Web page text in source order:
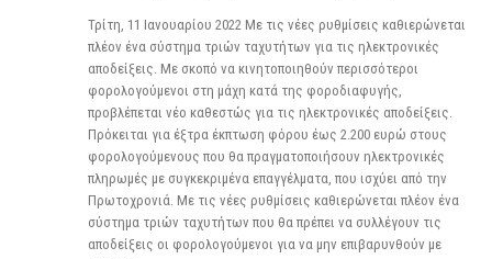
Τρίτη, 11 Ιανουαρίου 2022 Με τις νέες ρυθμίσεις καθιερώνεται
πλέον ένα σύστημα τριών ταχυτήτων για τις ηλεκτρονικές
αποδείξεις. Με σκοπό να κινητοποιηθούν περισσότεροι
φορολογούμενοι στη μάχη κατά της φοροδιαφυγής,
προβλέπεται νέο καθεστώς για τις ηλεκτρονικές αποδείξεις.
Πρόκειται για έξτρα έκπτωση φόρου έως 2.200 ευρώ στους
φορολογούμενους που θα πραγματοποιήσουν ηλεκτρονικές
πληρωμές με συγκεκριμένα επαγγέλματα, που ισχύει από την
Πρωτοχρονιά. Με τις νέες ρυθμίσεις καθιερώνεται πλέον ένα
σύστημα τριών ταχυτήτων που θα πρέπει να συλλέγουν τις
αποδείξεις οι φορολογούμενοι για να μην επιβαρυνθούν με